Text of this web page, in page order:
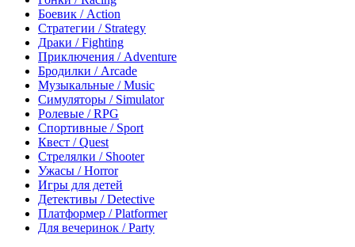
Боевик / Action
Стратегии / Strategy
Драки / Fighting
Приключения / Adventure
Бродилки / Arcade
Музыкальные / Music
Симуляторы / Simulator
Ролевые / RPG
Спортивные / Sport
Квест / Quest
Стрелялки / Shooter
Ужасы / Horror
Игры для детей
Детективы / Detective
Платформер / Platformer
Для вечеринок / Party